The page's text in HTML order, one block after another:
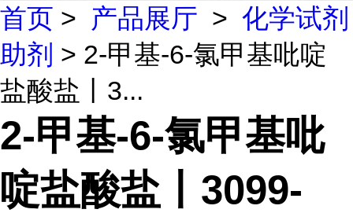
首页 > 产品展厅 > 化学试剂
助剂 > 2-甲基-6-氯甲基吡啶
盐酸盐丨3...
2-甲基-6-氯甲基吡
啶盐酸盐丨3099-